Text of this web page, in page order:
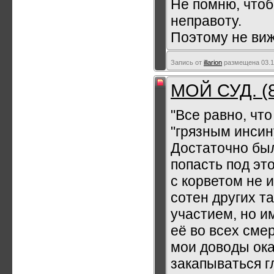
Не помню,
неправоту.
Поэтому не
Запись от illarion размещена
МОЙ СУД.
"Все равно,
"грязным
Достаточно
попасть под
с корветом не
сотен других
участием, но
её во всех
мои доводы
закапываться